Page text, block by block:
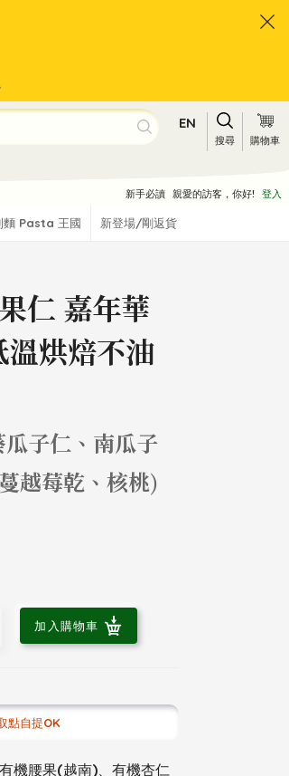
EN
搜尋 購物車
新手必讀 親愛的訪客，你好! 登入
麵 Pasta 王國 新登場/剛返貨
仁 嘉年華
烘焙不油
子仁、南瓜子
越莓乾、核桃)
加入購物車
點自提OK
機腰果(越南)、有機杏仁